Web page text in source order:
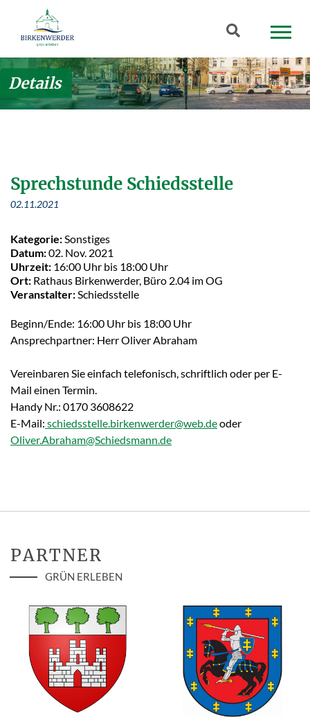
Zum Hauptinhalt springen
Suchbegriff
Details
Sprechstunde Schiedsstelle
02.11.2021
Kategorie: Sonstiges
Datum:02. Nov. 2021
Uhrzeit: 16:00 Uhr bis 18:00 Uhr
Ort: Rathaus Birkenwerder, Büro 2.04 im OG
Veranstalter: Schiedsstelle
Beginn/Ende: 16:00 Uhr bis 18:00 Uhr
Ansprechpartner: Herr Oliver Abraham
Vereinbaren Sie einfach telefonisch, schriftlich oder per E-
Mail einen Termin.
Handy Nr.: 0170 3608622
E-Mail: schiedsstelle.birkenwerder@web.deoder
Oliver.Abraham@Schiedsmann.de
PARTNER
GRÜN ERLEBEN